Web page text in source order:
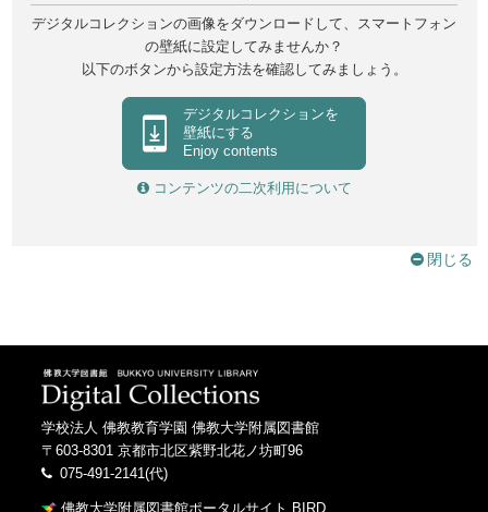
デジタルコレクションの画像をダウンロードして、スマートフォン
の壁紙に設定してみませんか？
以下のボタンから設定方法を確認してみましょう。
デジタルコレクションを
壁紙にする
Enjoy contents
コンテンツの二次利用について
閉じる
学校法人 佛教教育学園 佛教大学附属図書館
〒603-8301 京都市北区紫野北花ノ坊町96
075-491-2141(代)
佛教大学附属図書館ポータルサイト BIRD